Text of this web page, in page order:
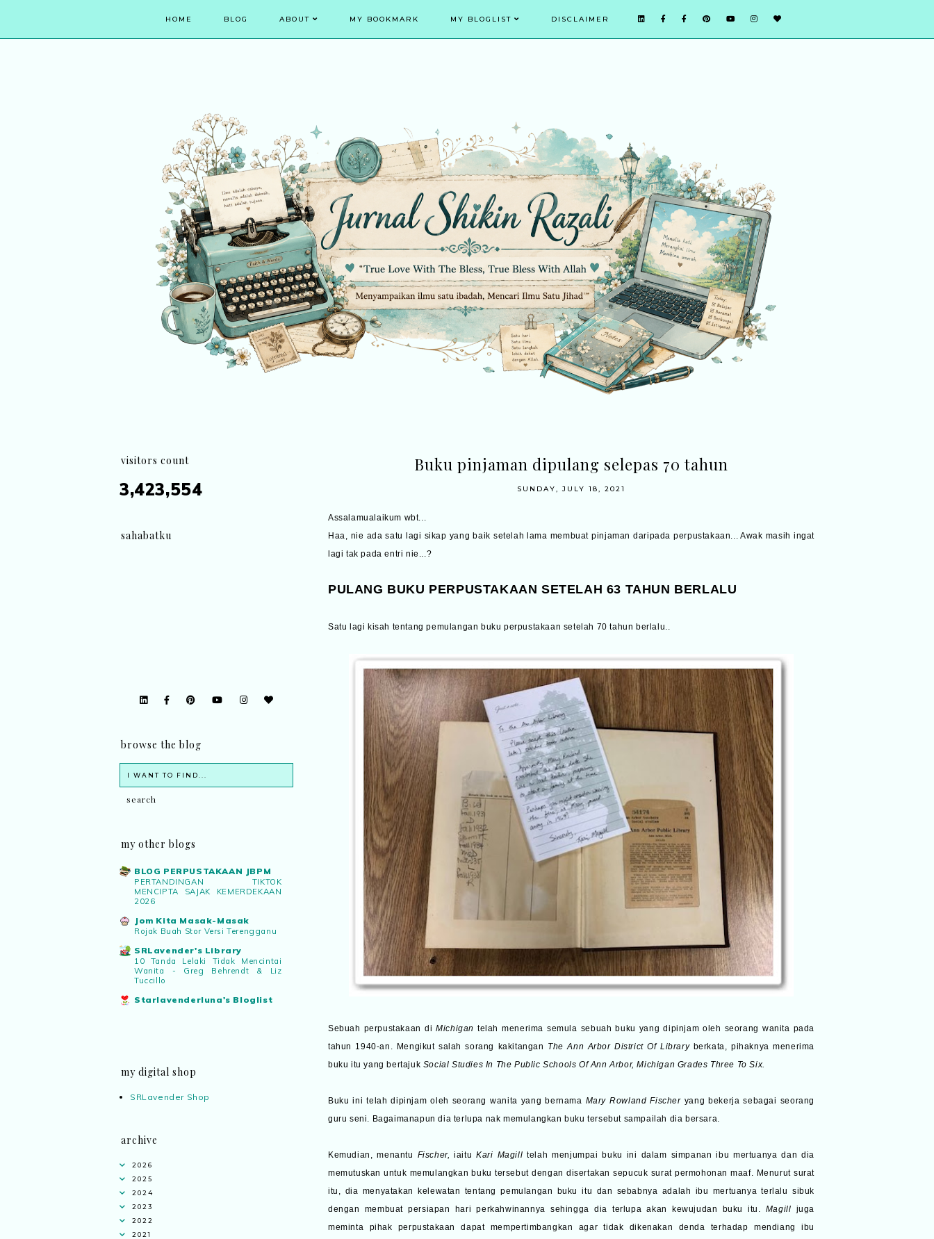
HOME BLOG ABOUT MY BOOKMARK MY BLOGLIST DISCLAIMER
Buku pinjaman dipulang selepas 70 tahun
SUNDAY, JULY 18, 2021
Assalamualaikum wbt...
Haa, nie ada satu lagi sikap yang baik setelah lama membuat pinjaman daripada perpustakaan... Awak masih ingat
lagi tak pada entri nie...?
PULANG BUKU PERPUSTAKAAN SETELAH 63 TAHUN BERLALU
Satu lagi kisah tentang pemulangan buku perpustakaan setelah 70 tahun berlalu..
Sebuah perpustakaan diMichigantelah menerima semula sebuah buku yang dipinjam oleh seorang wanita pada
tahun 1940-an. Mengikut salah sorang kakitangan The Ann Arbor District Of Library berkata, pihaknya menerima
buku itu yang bertajuk Social Studies In The Public Schools Of Ann Arbor, Michigan Grades Three To Six.
Buku ini telah dipinjam oleh seorang wanita yang bernama Mary Rowland Fischer yang bekerja sebagai seorang
guru seni. Bagaimanapun dia terlupa nak memulangkan buku tersebut sampailah dia bersara.
Kemudian, menantu Fischer,iaituKari Magilltelah menjumpai buku ini dalam simpanan ibu mertuanya dan dia
memutuskan untuk memulangkan buku tersebut dengan disertakan sepucuk surat permohonan maaf. Menurut surat
itu, dia menyatakan kelewatan tentang pemulangan buku itu dan sebabnya adalah ibu mertuanya terlalu sibuk
dengan membuat persiapan hari perkahwinannya sehingga dia terlupa akan kewujudan buku itu. Magill juga
meminta pihak perpustakaan dapat mempertimbangkan agar tidak dikenakan denda terhadap mendiang ibu
visitors count
3,423,554
sahabatku
browse the blog
my other blogs
BLOG PERPUSTAKAAN JBPM
PERTANDINGAN TIKTOK
MENCIPTA SAJAK KEMERDEKAAN
2026
Jom Kita Masak-Masak
Rojak Buah Stor Versi Terengganu
SRLavender's Library
10 Tanda Lelaki Tidak Mencintai
Wanita - Greg Behrendt & Liz
Tuccillo
Starlavenderluna's Bloglist
my digital shop
SRLavender Shop
archive
2026
2025
2024
2023
2022
2021